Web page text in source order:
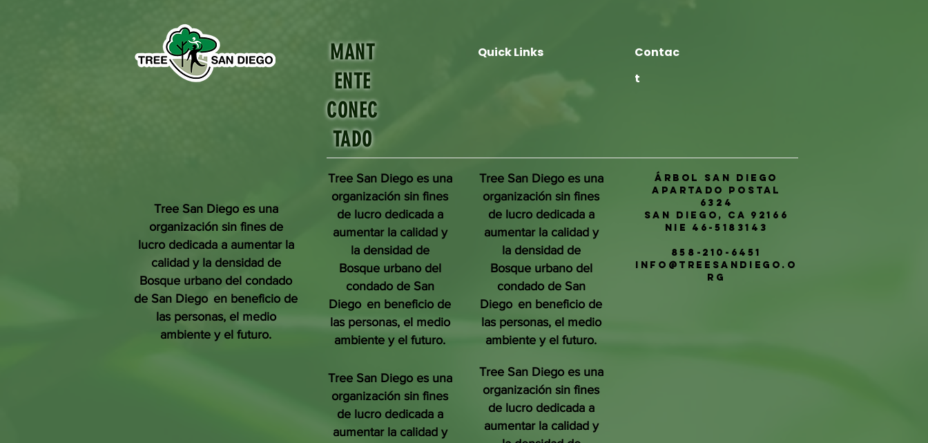
Tree San Diego es una
organización sin fines de
lucro dedicada a aumentar la
calidad y la densidad de
Bosque urbano del condado
de San Diego en beneficio de
las personas, el medio
ambiente y el futuro.
MANT
ENTE
CONEC
TADO
Quick Links
Contac
t
Tree San Diego es una
organización sin fines
de lucro dedicada a
aumentar la calidad y
la densidad de
Bosque urbano del
condado de San
Diego en beneficio de
las personas, el medio
ambiente y el futuro.
Tree San Diego es una
organización sin fines
de lucro dedicada a
aumentar la calidad y
Tree San Diego es una
organización sin fines
de lucro dedicada a
aumentar la calidad y
la densidad de
Bosque urbano del
condado de San
Diego en beneficio de
las personas, el medio
ambiente y el futuro.
Tree San Diego es una
organización sin fines
de lucro dedicada a
aumentar la calidad y
Árbol San Diego
Apartado postal
6324
San Diego, CA 92166
NIE 46-5183143
858-210-6451
info@treesandiego.o
rg